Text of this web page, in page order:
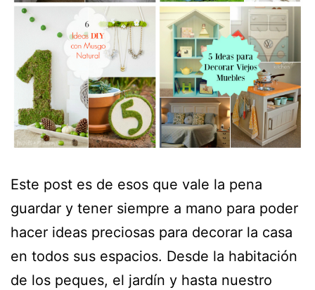
Este post es de esos que vale la pena
guardar y tener siempre a mano para poder
hacer ideas preciosas para decorar la casa
en todos sus espacios. Desde la habitación
de los peques, el jardín y hasta nuestro